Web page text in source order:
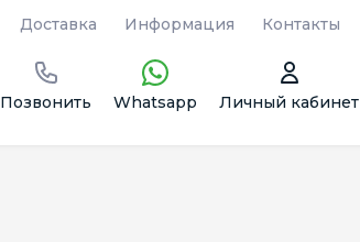
Доставка Информация Контакты
Позвонить Whatsapp Личный кабинет